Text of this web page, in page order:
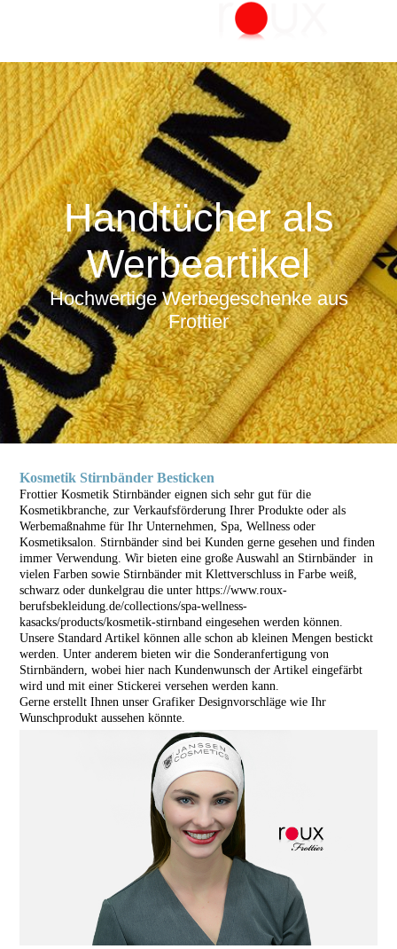
Handtücher als
Werbeartikel
Hochwertige Werbegeschenke aus
Frottier
Kosmetik Stirnbänder Besticken
Frottier Kosmetik Stirnbänder eignen sich sehr gut für die
Kosmetikbranche, zur Verkaufsförderung Ihrer Produkte oder als
Werbemaßnahme für Ihr Unternehmen, Spa, Wellness oder
Kosmetiksalon. Stirnbänder sind bei Kunden gerne gesehen und finden
immer Verwendung. Wir bieten eine große Auswahl an Stirnbänder in
vielen Farben sowie Stirnbänder mit Klettverschluss in Farbe weiß,
schwarz oder dunkelgrau die unter https://www.roux-
berufsbekleidung.de/collections/spa-wellness-
kasacks/products/kosmetik-stirnband eingesehen werden können.
Unsere Standard Artikel können alle schon ab kleinen Mengen bestickt
werden. Unter anderem bieten wir die Sonderanfertigung von
Stirnbändern, wobei hier nach Kundenwunsch der Artikel eingefärbt
wird und mit einer Stickerei versehen werden kann.
Gerne erstellt Ihnen unser Grafiker Designvorschläge wie Ihr
Wunschprodukt aussehen könnte.